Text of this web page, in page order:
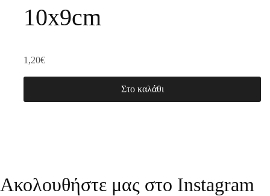
10x9cm
1,20€
Στο καλάθι
Ακολουθήστε μας στο Instagram